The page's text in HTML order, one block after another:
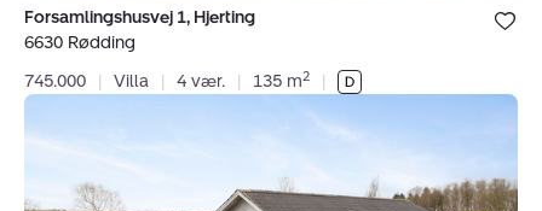
Bolig er
under dine
Forsamlingshusvej 1, Hjerting
6630 Rødding
745.000
| Villa | 4 vær. | 135 m2 |
Bregnegårdsvej
6630